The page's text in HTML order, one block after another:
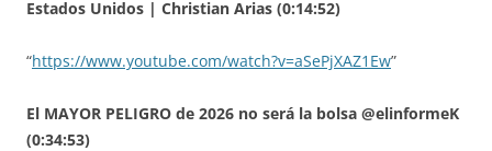
Estados Unidos | Christian Arias (0:14:52)
“https://www.youtube.com/watch?v=aSePjXAZ1Ew”
El MAYOR PELIGRO de 2026 no será la bolsa @elinformeK
(0:34:53)